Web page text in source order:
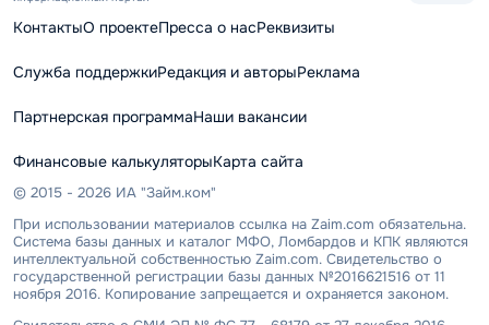
КонтактыО проектеПресса о насРеквизиты
Служба поддержкиРедакция и авторыРеклама
Партнерская программаНаши вакансии
Финансовые калькуляторыКарта сайта
© 2015 - 2026 ИА "Займ.ком"
При использовании материалов ссылка на Zaim.com обязательна.
Система базы данных и каталог МФО, Ломбардов и КПК являются
интеллектуальной собственностью Zaim.com. Свидетельство о
государственной регистрации базы данных №2016621516 от 11
ноября 2016. Копирование запрещается и охраняется законом.